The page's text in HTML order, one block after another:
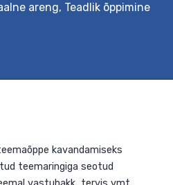
kooli meeskonnad kooli
Lisaks… Continue reading
areng, Teadlik õppimine